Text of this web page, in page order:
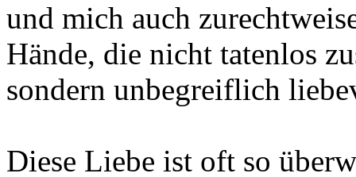
und mich auch
Hände, die nicht tatenlos
sondern unbegreiflich
Diese Liebe ist oft so